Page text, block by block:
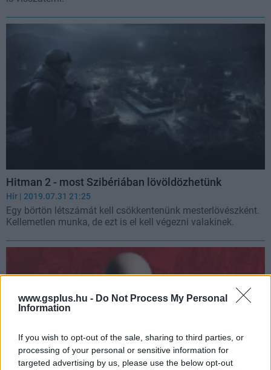
www.gsplus.hu - Do Not Process My Personal
Information
If you wish to opt-out of the sale, sharing to third parties, or
processing of your personal or sensitive information for
targeted advertising by us, please use the below opt-out
Hitman 2 - most Szibériában lövöldözhetünk
Hír | 2019.07.31 21:25
Egy börtön létszámát kell csökkentenünk mesterlövészként.
Kellemetlen munka, de ezt is el kell végezni valakinek.